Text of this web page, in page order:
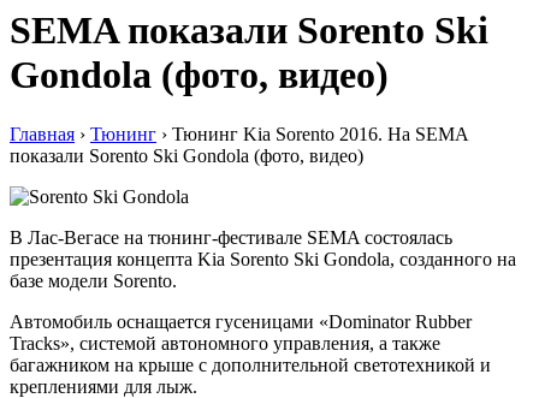
SEMA показали Sorento Ski
Gondola (фото, видео)
Главная › Тюнинг › Тюнинг Kia Sorento 2016. На SEMA
показали Sorento Ski Gondola (фото, видео)
В Лас-Вегасе на тюнинг-фестивале SEMA состоялась
презентация концепта Kia Sorento Ski Gondola, созданного на
базе модели Sorento.
Автомобиль оснащается гусеницами «Dominator Rubber
Tracks», системой автономного управления, а также
багажником на крыше с дополнительной светотехникой и
креплениями для лыж.